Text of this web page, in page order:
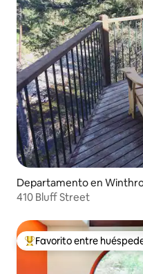
Departamento en
410 Bluff Street
De los mejores en
Favorito entre